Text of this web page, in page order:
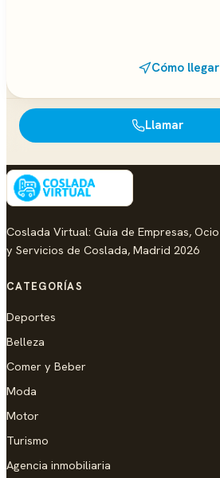
Cómo llegar
Llamar
Coslada Virtual: Guia de Empresas, Ocio
y Servicios de Coslada, Madrid 2026
CATEGORÍAS
Deportes
Belleza
Comer y Beber
Moda
Motor
Turismo
Agencia inmobiliaria